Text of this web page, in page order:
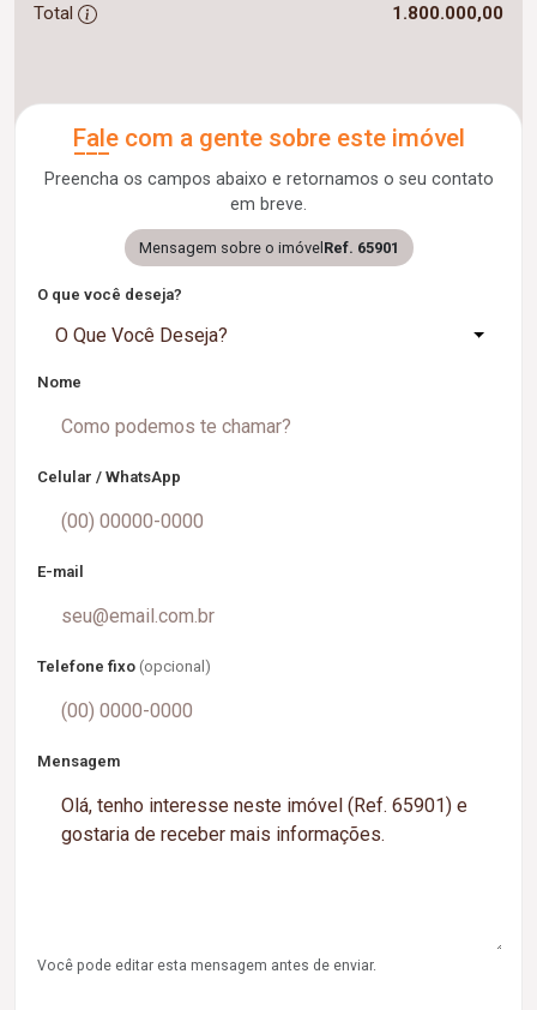
Total 1.800.000,00
Fale com a gente sobre este imóvel
Preencha os campos abaixo e retornamos o seu contato
em breve.
Mensagem sobre o imóvel Ref. 65901
O que você deseja?
O Que Você Deseja?
Nome
Celular / WhatsApp
E-mail
Telefone fixo (opcional)
Mensagem
Você pode editar esta mensagem antes de enviar.